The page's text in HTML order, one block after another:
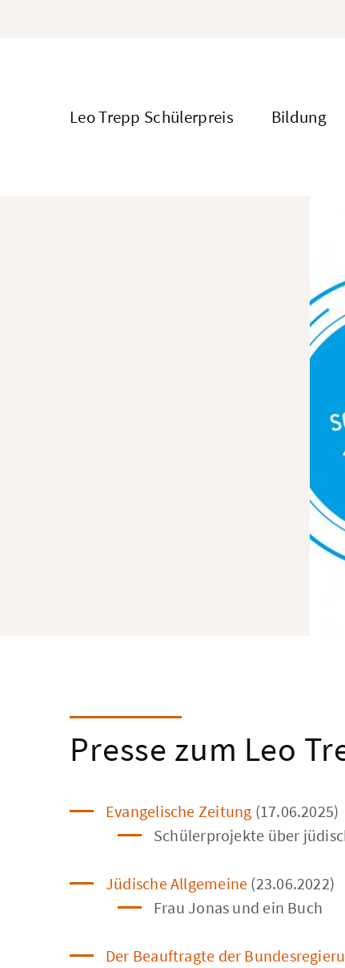
Leo Trepp Schülerpreis Bildung
Presse zum Leo
Evangelische Zeitung (17.06.2025)
Schülerprojekte über
Jüdische Allgemeine (23.06.2022)
Frau Jonas und ein Buch
Der Beauftragte der